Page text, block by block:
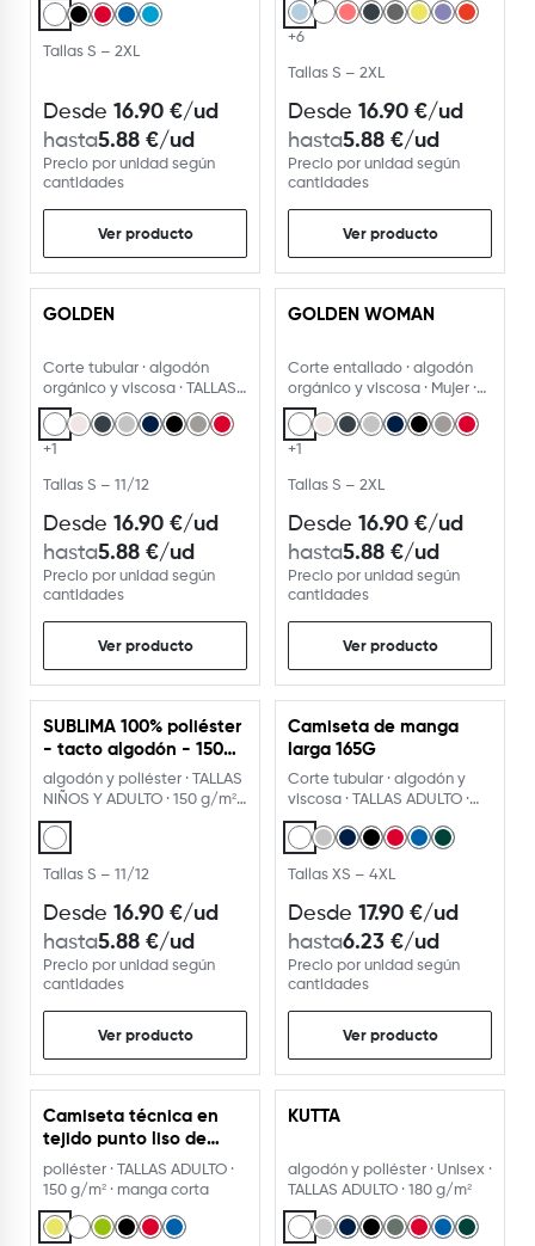
Tallas S – 2XL
Desde 16.90 €/ud
hasta5.88 €/ud
Precio por unidad según
cantidades
Ver producto
+6
Tallas S – 2XL
Desde 16.90 €/ud
hasta5.88 €/ud
Precio por unidad según
cantidades
Ver producto
GOLDEN
Corte tubular · algodón
orgánico y viscosa · TALLAS
NIÑOS Y ADULTO
+1
Tallas S – 11/12
Desde 16.90 €/ud
hasta5.88 €/ud
Precio por unidad según
cantidades
Ver producto
GOLDEN WOMAN
Corte entallado · algodón
orgánico y viscosa · Mujer ·
TALLAS ADULTO
+1
Tallas S – 2XL
Desde 16.90 €/ud
hasta5.88 €/ud
Precio por unidad según
cantidades
Ver producto
SUBLIMA 100% poliéster
- tacto algodón - 150
g/m²
algodón y poliéster · TALLAS
NIÑOS Y ADULTO · 150 g/m² ·
camiseta
Tallas S – 11/12
Desde 16.90 €/ud
hasta5.88 €/ud
Precio por unidad según
cantidades
Ver producto
Camiseta de manga
larga 165G
Corte tubular · algodón y
viscosa · TALLAS ADULTO ·
165 g/m²
Tallas XS – 4XL
Desde 17.90 €/ud
hasta6.23 €/ud
Precio por unidad según
cantidades
Ver producto
Camiseta técnica en
tejido punto liso de
manga corta ranglán
poliéster · TALLAS ADULTO ·
150 g/m² · manga corta
KUTTA
algodón y poliéster · Unisex ·
TALLAS ADULTO · 180 g/m²